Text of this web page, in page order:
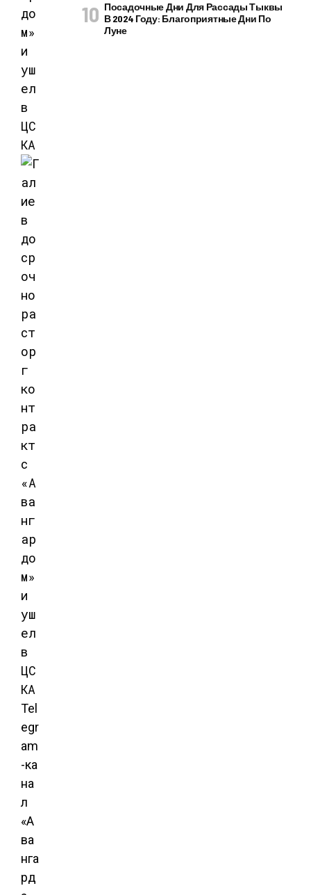
Tel
egr
am
-ка
на
л
«А
ва
нга
рд
Посадочные Дни Для Рассады Тыквы
В 2024 Году: Благоприятные Дни По
Луне